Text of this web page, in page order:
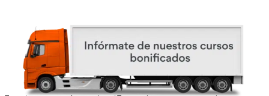
Movilidad Segura y
Villagarcía de Arosa